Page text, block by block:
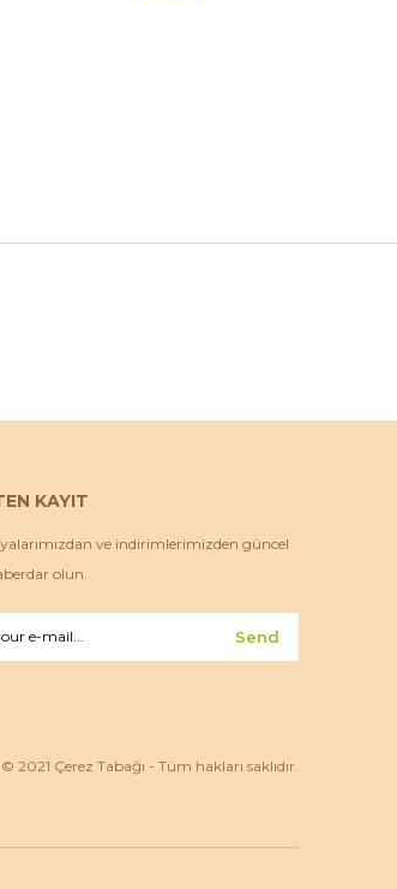
KAYIT
ve indirimlerimizden güncel
olun.
Send
© 2021 Çerez Tabağı - Tüm hakları saklıdır.